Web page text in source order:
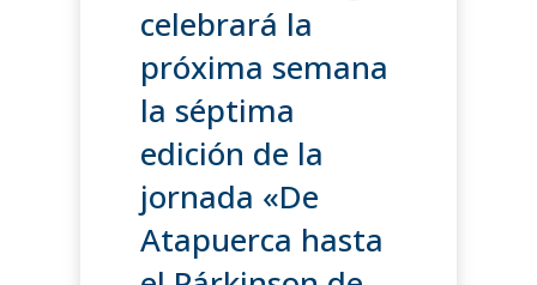
celebrará la
próxima semana
la séptima
edición de la
jornada «De
Atapuerca hasta